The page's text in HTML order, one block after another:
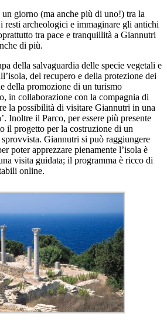
giorno (ma anche più di uno!) tra la
resti archeologici e immaginare gli antichi
tra pace e tranquillità a Giannutri
di più.
della salvaguardia delle specie vegetali e
del recupero e della protezione dei
della promozione di un turismo
in collaborazione con la compagnia di
la possibilità di visitare Giannutri in una
Inoltre il Parco, per essere più presente
il progetto per la costruzione di un
Giannutri si può raggiungere
poter apprezzare pienamente l’isola è
visita guidata; il programma è ricco di
online.